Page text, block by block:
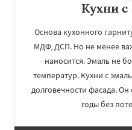
Кухни
Основа кухонного
МДФ, ДСП. Но не менее
наносится. Эмаль не
температур. Кухни с
долговечности фасада.
годы без